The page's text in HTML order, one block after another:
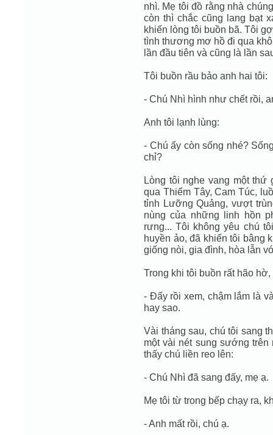
nhì. Mẹ tôi đồ rằng nhà
còn thì chắc cũng lang bạt
khiến lòng tôi buồn bã. Tôi
tình thương mơ hồ đi qua
lần đầu tiên và cũng là lần
Tôi buồn rầu bảo anh hai tôi:
- Chú Nhì hình như chết rồi,
Anh tôi lạnh lùng:
- Chú ấy còn sống nhé?
chỉ?
Lòng tôi nghe vang một thứ
qua Thiểm Tây, Cam Túc,
tỉnh Lưỡng Quảng, vượt
nùng của những linh hồn
rưng... Tôi không yêu chú
huyền ảo, đã khiến tôi bâng
giống nòi, gia đình, hòa lẫn
Trong khi tôi buồn rất hão
- Đấy rồi xem, chậm lắm là
hay sao.
Vài tháng sau, chú tôi sang
một vài nét sung sướng
thấy chú liền reo lên:
- Chú Nhì đã sang đấy, mẹ ạ.
Mẹ tôi từ trong bếp chạy ra,
- Anh mất rồi, chú ạ.